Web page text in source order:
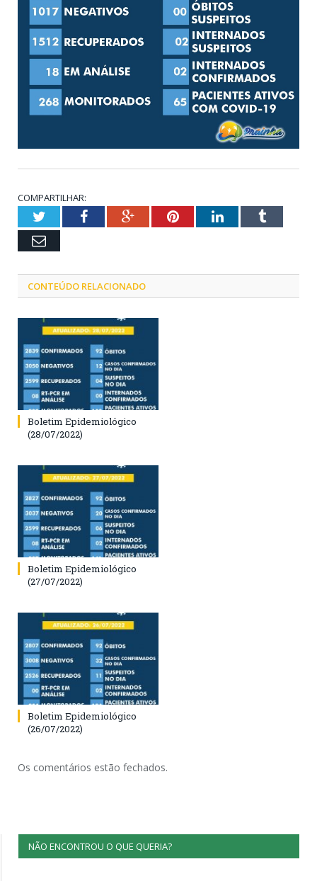
COMPARTILHAR:
TwitterFacebookGoogle+PinterestLinkedInTumblr
Email
CONTEÚDO RELACIONADO
Boletim Epidemiológico
(28/07/2022)
Boletim Epidemiológico
(27/07/2022)
Boletim Epidemiológico
(26/07/2022)
Os comentários estão fechados.
NÃO ENCONTROU O QUE QUERIA?